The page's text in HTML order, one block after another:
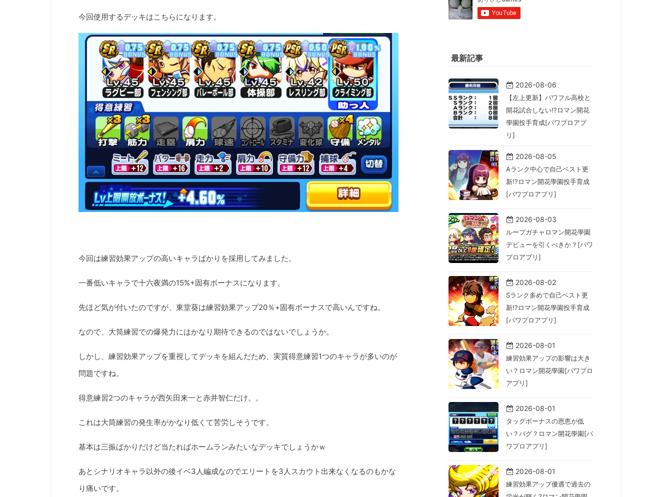
今回使用するデッキはこちらになります。
今回は練習効果アップの高いキャラばかりを採用してみました。
一番低いキャラで十六夜満の15%+固有ボーナスになります。
先ほど気が付いたのですが、東堂葵は練習効果アップ20％+固有ボーナスで高いんですね。
なので、大筒練習での爆発力にはかなり期待できるのではないでしょうか。
しかし、練習効果アップを重視してデッキを組んだため、実質得意練習1つのキャラが多いのが
問題ですね。
得意練習2つのキャラが西矢田来一と赤井智仁だけ。。
これは大筒練習の発生率がかなり低くて苦労しそうです。
基本は三振ばかりだけど当たればホームランみたいなデッキでしょうかｗ
あとシナリオキャラ以外の後イベ3人編成なのでエリートを3人スカウト出来なくなるのもかな
り痛いです。
最新記事
2026-08-06
【左上更新】パワフル高校と
開花試合しない!?ロマン開花
學園投手育成[パワプロアプ
リ]
2026-08-05
Aランク中心で自己ベスト更
新!?ロマン開花學園投手育成
[パワプロアプリ]
2026-08-03
ループガチャロマン開花學園
デビューを引くべきか？[パワ
プロアプリ]
2026-08-02
Sランク多めで自己ベスト更
新!?ロマン開花學園投手育成
[パワプロアプリ]
2026-08-01
練習効果アップの影響は大き
い？ロマン開花學園[パワプロ
アプリ]
2026-08-01
タッグボーナスの恩恵が低
い？バグ？ロマン開花學園[パ
ワプロアプリ]
2026-08-01
練習効果アップ優遇で過去の